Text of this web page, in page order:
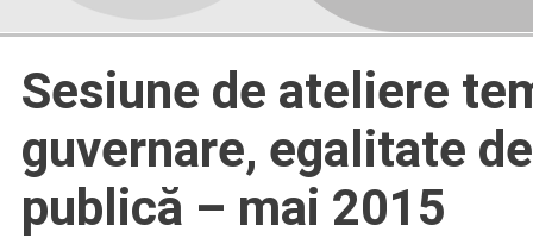
Sesiune de ateliere
guvernare, egalitate
publică – mai 2015